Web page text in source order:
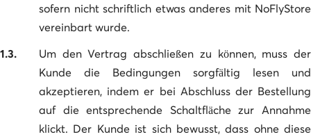
sofern nicht schriftlich etwas anderes mit NoFlyStore
vereinbart wurde.
1.3.
Um den Vertrag abschließen zu können, muss der
Kunde die Bedingungen sorgfältig lesen und
akzeptieren, indem er bei Abschluss der Bestellung
auf die entsprechende Schaltfläche zur Annahme
klickt. Der Kunde ist sich bewusst, dass ohne diese